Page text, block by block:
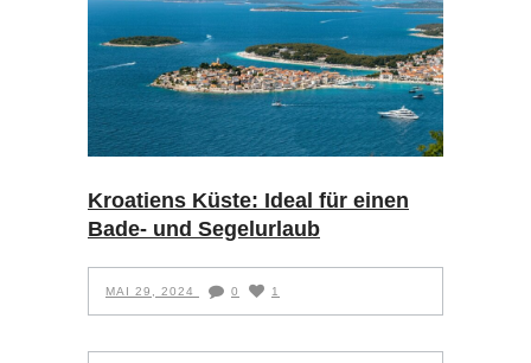
Kroatiens Küste: Ideal für einen
Bade- und Segelurlaub
MAI 29, 2024 0 1